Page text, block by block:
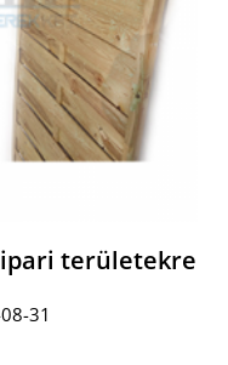
ipari területekre
31